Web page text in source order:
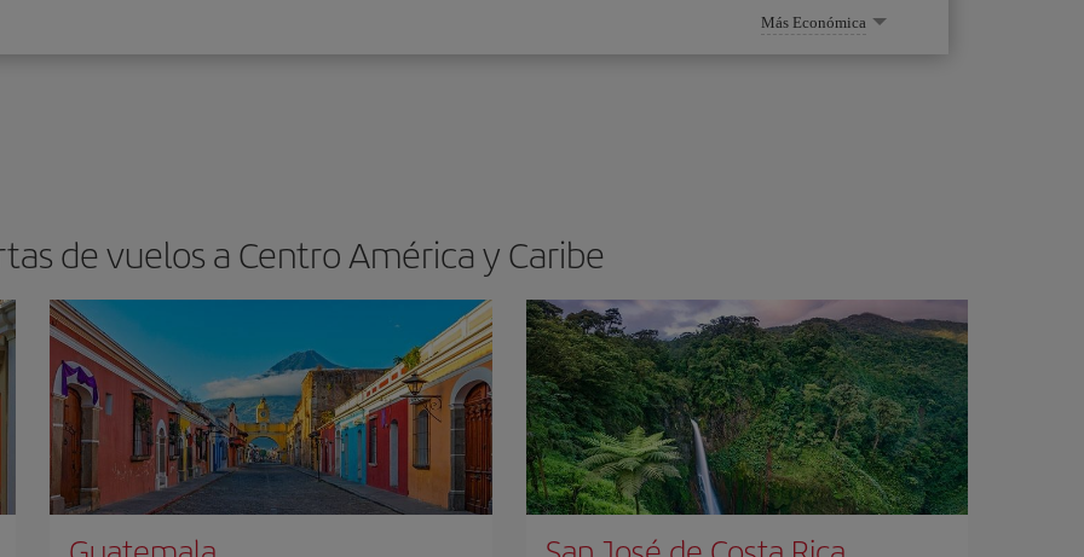
Más Económica
de vuelos a Centro América y Caribe